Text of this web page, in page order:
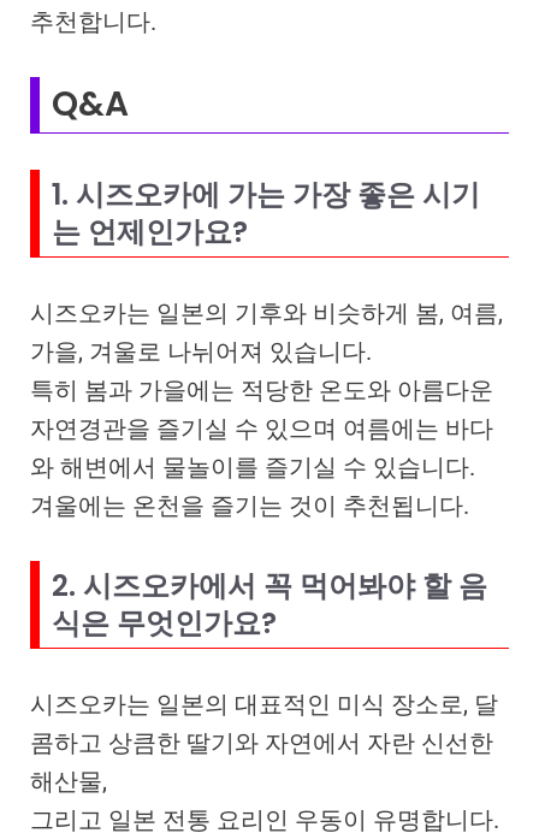
추천합니다.
Q&A
1. 시즈오카에 가는 가장 좋은 시기
는 언제인가요?
시즈오카는 일본의 기후와 비슷하게 봄, 여름,
가을, 겨울로 나뉘어져 있습니다.
특히 봄과 가을에는 적당한 온도와 아름다운
자연경관을 즐기실 수 있으며 여름에는 바다
와 해변에서 물놀이를 즐기실 수 있습니다.
겨울에는 온천을 즐기는 것이 추천됩니다.
2. 시즈오카에서 꼭 먹어봐야 할 음
식은 무엇인가요?
시즈오카는 일본의 대표적인 미식 장소로, 달
콤하고 상큼한 딸기와 자연에서 자란 신선한
해산물,
그리고 일본 전통 요리인 우동이 유명합니다.